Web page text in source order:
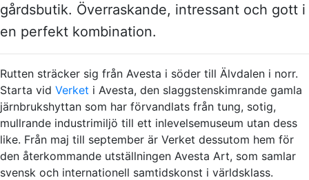
gårdsbutik. Överraskande, intressant och gott i
en perfekt kombination.
Rutten sträcker sig från Avesta i söder till Älvdalen i norr.
Starta vid Verket i Avesta, den slaggstenskimrande gamla
järnbrukshyttan som har förvandlats från tung, sotig,
mullrande industrimiljö till ett inlevelsemuseum utan dess
like. Från maj till september är Verket dessutom hem för
den återkommande utställningen Avesta Art, som samlar
svensk och internationell samtidskonst i världsklass.